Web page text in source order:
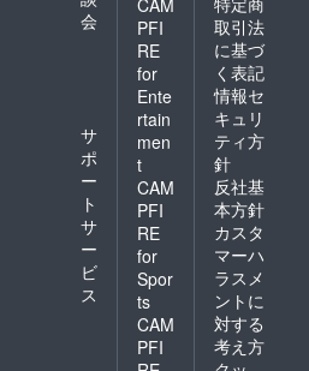
会
サ
ポ
ー
ト
サ
ー
ビ
ス
PFI
RE
for
Ente
rtain
men
t
CAM
PFI
RE
for
Spor
ts
CAM
PFI
取引法
に基づ
く表記
情報セ
キュリ
ティ方
針
反社基
本方針
カスタ
マーハ
ラスメ
ントに
対する
考え方